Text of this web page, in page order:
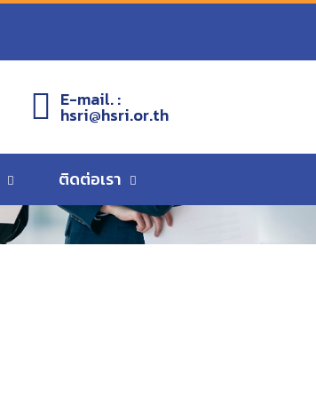
E-mail. :
hsri@hsri.or.th
ติดต่อเรา